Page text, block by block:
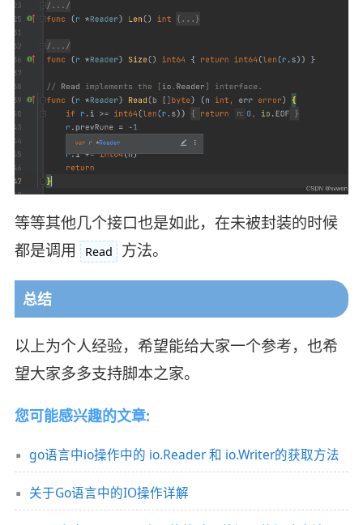
等等其他几个接口也是如此，在未被封装的时候
都是调用
Read 方法。
总结
以上为个人经验，希望能给大家一个参考，也希
望大家多多支持脚本之家。
您可能感兴趣的文章:
go语言中io操作中的 io.Reader 和 io.Writer的获取方法
关于Go语言中的IO操作详解